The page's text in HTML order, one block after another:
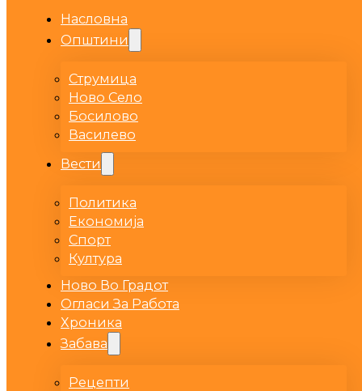
Насловна
Општини
Струмица
Ново Село
Босилово
Василево
Вести
Политика
Економија
Спорт
Култура
Ново Во Градот
Огласи За Работа
Хроника
Забава
Рецепти